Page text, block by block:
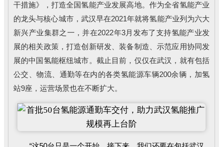
干措施》，打造全国氢能产业发展高地。作为全省氢能产业
的龙头与核心城市，武汉早在2021年就将氢能产业列为六大
新兴产业集群之一，并在2022年3月发布了支持氢能产业发
展的相关政策，打造创新研发、装备制造、示范应用协同发
展的中国氢能枢纽城市。截止目前，仅仅在武汉，就有包括
公交、物流、通勤等在内的各类氢能源车辆200余辆，加氢
站9座，运营场景也在不断扩大。